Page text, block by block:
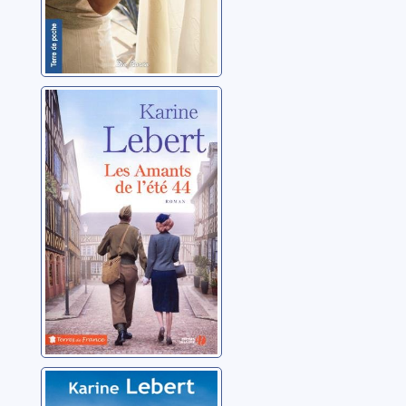
Les amants de
l'été 44: 01
Lebert, Karine
Nina et ses